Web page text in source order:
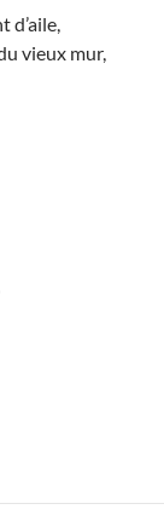
d’aile,
vieux mur,